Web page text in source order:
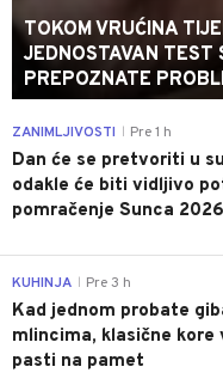
TOKOM VRUĆINA
JEDNOSTAVAN TEST
PREPOZNATE
ZANIMLJIVOSTI Pre 1 h
Dan će se pretvoriti u
odakle će biti vidljivo
pomračenje Sunca
KUHINJA Pre 3 h
Kad jednom probate
mlincima, klasične kore
pasti na pamet